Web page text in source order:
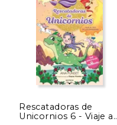
Rescatadoras de
Unicornios 6 - Viaje al